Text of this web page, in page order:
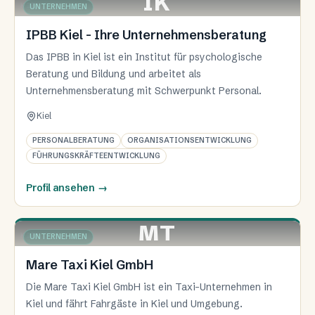
KIEL
UNTERNEHMEN
IPBB Kiel - Ihre Unternehmensberatung
Das IPBB in Kiel ist ein Institut für psychologische
Beratung und Bildung und arbeitet als
Unternehmensberatung mit Schwerpunkt Personal.
Kiel
PERSONALBERATUNG
ORGANISATIONSENTWICKLUNG
FÜHRUNGSKRÄFTEENTWICKLUNG
Profil ansehen →
MT
KIEL
UNTERNEHMEN
Mare Taxi Kiel GmbH
Die Mare Taxi Kiel GmbH ist ein Taxi-Unternehmen in
Kiel und fährt Fahrgäste in Kiel und Umgebung.